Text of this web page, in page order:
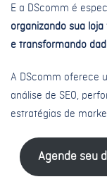
E a DScomm é
organizando sua
e transformando
A DScomm oferece
análise de SEO,
estratégias de
Agende seu